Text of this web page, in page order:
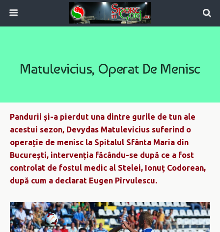
Matulevicius, Operat De Menisc
Pandurii și-a pierdut una dintre gurile de tun ale
acestui sezon, Devydas Matulevicius suferind o
operație de menisc la Spitalul Sfânta Maria din
Bucureşti, intervenția făcându-se după ce a fost
controlat de fostul medic al Stelei, Ionuţ Codorean,
după cum a declarat Eugen Pîrvulescu.